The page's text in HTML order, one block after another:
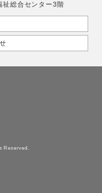
総合センター3階
Reserved.